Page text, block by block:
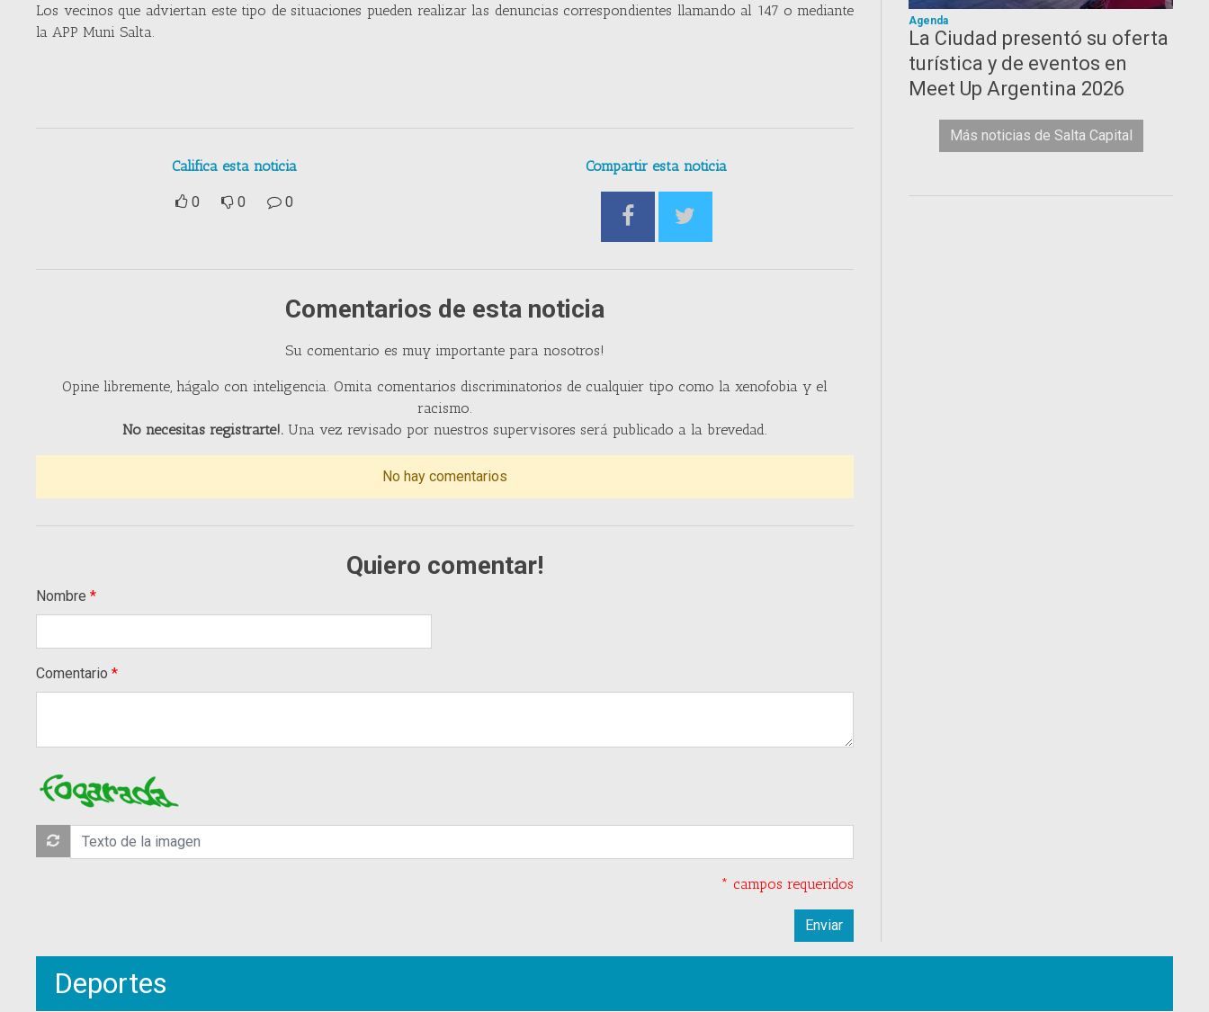
Los vecinos que adviertan este tipo de situaciones pueden realizar las denuncias correspondientes llamando al 147 o mediante
la APP Muni Salta.
Califica esta noticia
0 0 0
Compartir esta noticia
Comentarios de esta noticia
Su comentario es muy importante para nosotros!
Opine libremente, hágalo con inteligencia. Omita comentarios discriminatorios de cualquier tipo como la xenofobia y el
racismo.
No necesitas registrarte!. Una vez revisado por nuestros supervisores será publicado a la brevedad.
No hay comentarios
Quiero comentar!
Nombre
Comentario
* campos requeridos
Agenda
La Ciudad presentó su oferta
turística y de eventos en
Meet Up Argentina 2026
Más noticias de Salta Capital
Deportes